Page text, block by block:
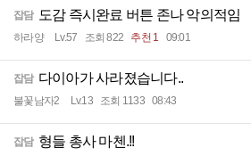
잡담 도감 즉시완료 버튼 존나 악의적임
하라양 Lv.57 조회 822 추천 1 09:01
잡담 다이아가 사라졌습니다..
불꽃남자2 Lv.13 조회 1133 08:43
잡담 형들 총사 마첸.!!